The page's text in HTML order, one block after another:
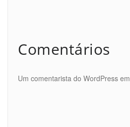
Comentários
Um comentarista do WordPress em